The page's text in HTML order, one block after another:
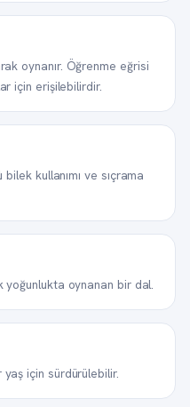
oynanır. Öğrenme eğrisi
için erişilebilirdir.
kullanımı ve sıçrama
yoğunlukta oynanan bir dal.
için sürdürülebilir.